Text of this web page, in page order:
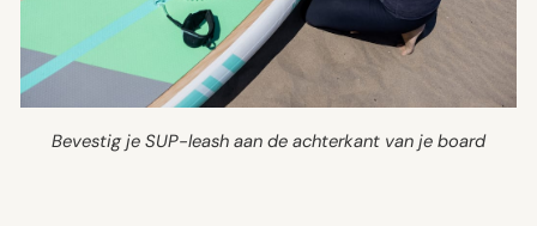
Bevestig je SUP-leash aan de achterkant van je board